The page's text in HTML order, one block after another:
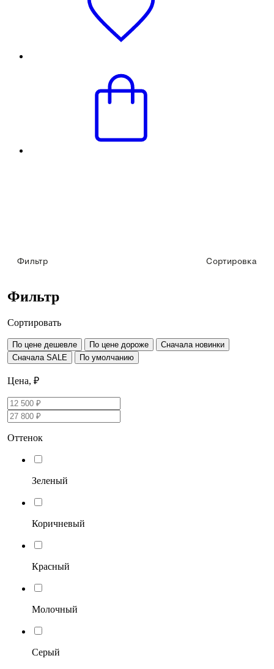
Фильтр Сортировка
Фильтр
Сортировать
По цене дешевле По цене дороже
Сначала новинки
Сначала SALE
По умолчанию
Цена, ₽
Оттенок
Зеленый
Коричневый
Красный
Молочный
Серый